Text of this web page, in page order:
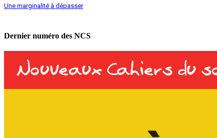
Une marginalité à dépasser
Dernier numéro des NCS